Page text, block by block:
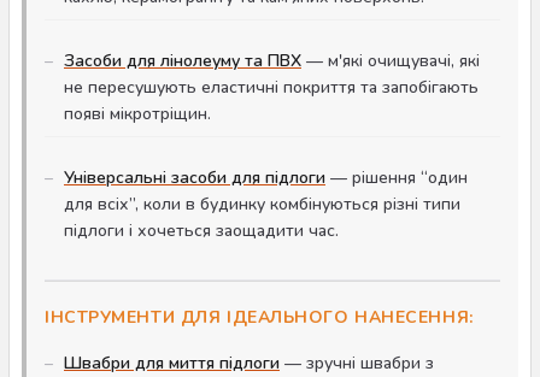
Засоби для лінолеуму та ПВХ — м'які очищувачі, які
не пересушують еластичні покриття та запобігають
появі мікротріщин.
Універсальні засоби для підлоги — рішення “один
для всіх”, коли в будинку комбінуються різні типи
підлоги і хочеться заощадити час.
ІНСТРУМЕНТИ ДЛЯ ІДЕАЛЬНОГО НАНЕСЕННЯ:
Швабри для миття підлоги — зручні швабри з